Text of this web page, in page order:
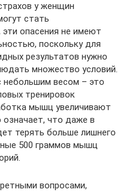
у женщин
стать
опасения не имеют
поскольку для
результатов нужно
множество условий.
весом – это
тренировок
мышц увеличивают
что даже в
терять больше лишнего
500 граммов мышц
вопросами,